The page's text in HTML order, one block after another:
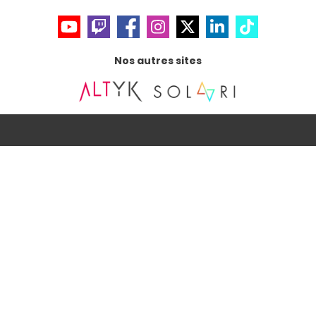
Nos autres sites